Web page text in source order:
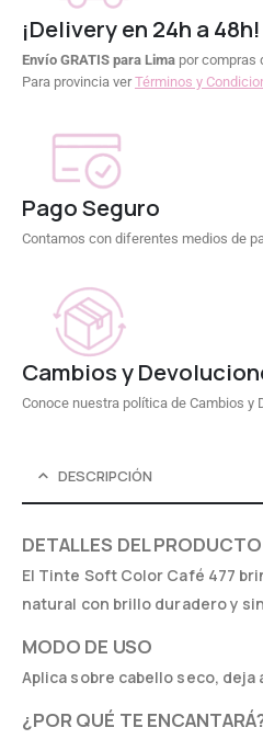
¡Delivery en 24h a 48h!
Envío GRATIS para Lima por compras
Para provincia verTérminos y
Pago Seguro
Contamos con diferentes medios de
Cambios y
Conoce nuestra política de Cambios y
DESCRIPCIÓN
DETALLES DEL PRODUCTO
El Tinte Soft Color Café 477
natural con brillo duradero y
MODO DE USO
Aplica sobre cabello seco, deja
¿POR QUÉ TE